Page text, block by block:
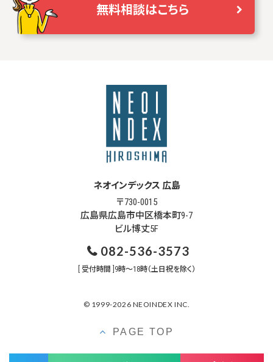
無料相談はこちら
ネオインデックス 広島
〒730-0015
広島県広島市中区橋本町9-7
ビル博丈5F
082-536-3573
[ 受付時間 ]9時～18時（土日祝を除く）
© 1999-2026 NEOINDEX INC.
PAGE TOP